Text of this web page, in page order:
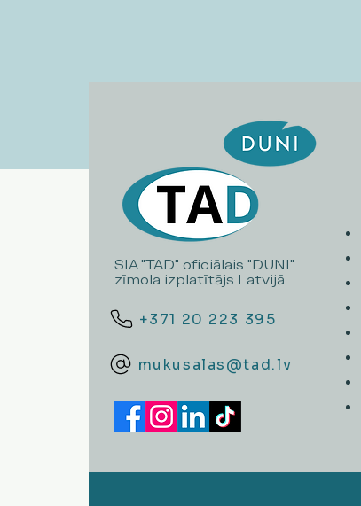
SIA "TAD" oficiālais "DUNI"
zīmola izplatītājs Latvijā
+371 20 223 395
mukusalas@tad.lv